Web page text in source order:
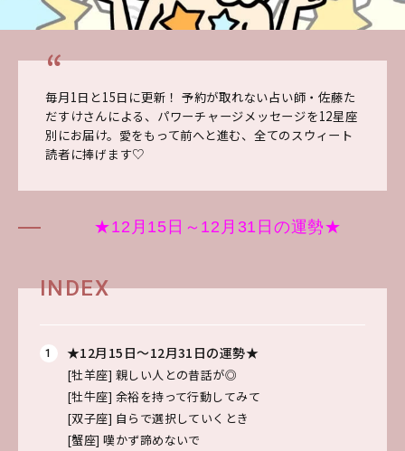
毎月1日と15日に更新！ 予約が取れない占い師・佐藤た
だすけさんによる、パワーチャージメッセージを12星座
別にお届け。愛をもって前へと進む、全てのスウィート
読者に捧げます♡
★12月15日～12月31日の運勢★
INDEX
★12月15日～12月31日の運勢★
[牡羊座] 親しい人との昔話が◎
[牡牛座] 余裕を持って行動してみて
[双子座] 自らで選択していくとき
[蟹座]嘆かず諦めないで